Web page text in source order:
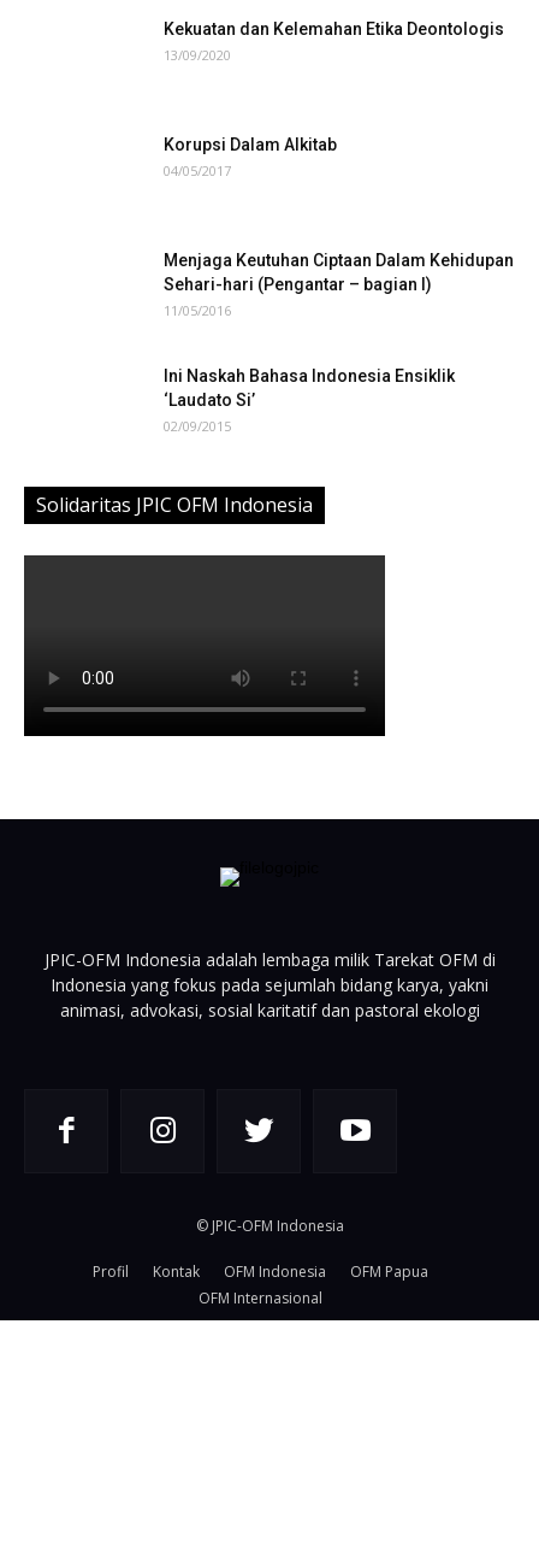
Kekuatan dan Kelemahan Etika Deontologis
13/09/2020
Korupsi Dalam Alkitab
04/05/2017
Menjaga Keutuhan Ciptaan Dalam Kehidupan
Sehari-hari (Pengantar – bagian I)
11/05/2016
Ini Naskah Bahasa Indonesia Ensiklik
‘Laudato Si’
02/09/2015
Solidaritas JPIC OFM Indonesia
JPIC-OFM Indonesia adalah lembaga milik Tarekat OFM di
Indonesia yang fokus pada sejumlah bidang karya, yakni
animasi, advokasi, sosial karitatif dan pastoral ekologi
© JPIC-OFM Indonesia
Profil Kontak OFM Indonesia
OFM Papua
OFM Internasional